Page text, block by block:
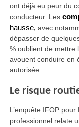
ont déjà eu peur du
conducteur. Les
hausse, avec
dépasser de
% oublient de mettre
avouent conduire en
autorisée.
Le risque
L’enquête IFOP
professionnel relate